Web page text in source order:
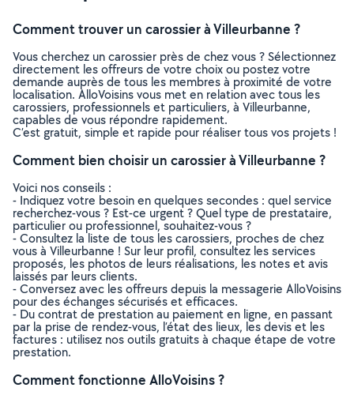
Comment trouver un carossier à Villeurbanne ?
Vous cherchez un carossier près de chez vous ? Sélectionnez
directement les offreurs de votre choix ou postez votre
demande auprès de tous les membres à proximité de votre
localisation. AlloVoisins vous met en relation avec tous les
carossiers, professionnels et particuliers, à Villeurbanne,
capables de vous répondre rapidement.
C’est gratuit, simple et rapide pour réaliser tous vos projets !
Comment bien choisir un carossier à Villeurbanne ?
Voici nos conseils :
- Indiquez votre besoin en quelques secondes : quel service
recherchez-vous ? Est-ce urgent ? Quel type de prestataire,
particulier ou professionnel, souhaitez-vous ?
- Consultez la liste de tous les carossiers, proches de chez
vous à Villeurbanne ! Sur leur profil, consultez les services
proposés, les photos de leurs réalisations, les notes et avis
laissés par leurs clients.
- Conversez avec les offreurs depuis la messagerie AlloVoisins
pour des échanges sécurisés et efficaces.
- Du contrat de prestation au paiement en ligne, en passant
par la prise de rendez-vous, l’état des lieux, les devis et les
factures : utilisez nos outils gratuits à chaque étape de votre
prestation.
Comment fonctionne AlloVoisins ?